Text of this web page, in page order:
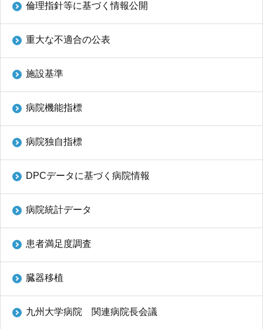
倫理指針等に基づく情報公開
重大な不適合の公表
施設基準
病院機能指標
病院独自指標
DPCデータに基づく病院情報
病院統計データ
患者満足度調査
臓器移植
九州大学病院 関連病院長会議